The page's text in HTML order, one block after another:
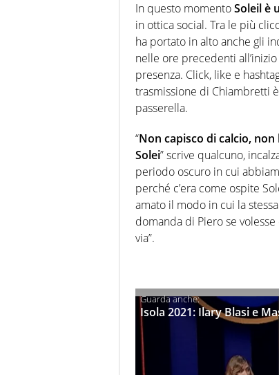
In questo momentoSoleil è
in ottica social. Tra le più
ha portato in alto anche gli
nelle ore precedenti
presenza. Click, like e
trasmissione di Chiambretti
passerella.
“Non capisco di calcio,
Solei” scrive qualcuno,
periodo oscuro in cui
perché c’era come ospite
amato il modo in cui la
domanda di Piero se
via”.
Isola 2021: Ilary Blasi e